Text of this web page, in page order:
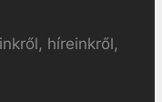
híreinkről,